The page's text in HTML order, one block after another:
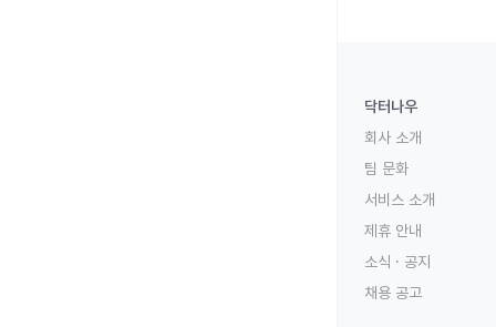
닥터나우
회사 소개
팀 문화
서비스 소개
제휴 안내
소식 · 공지
채용 공고